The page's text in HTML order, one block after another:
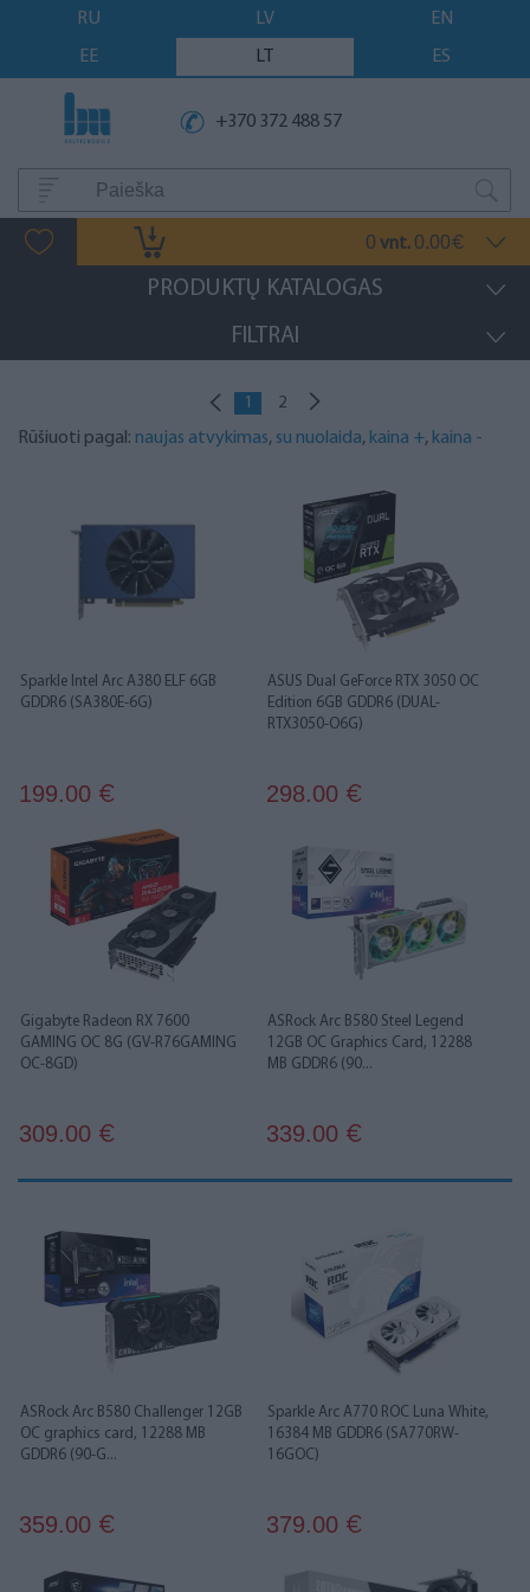
RU LV
EN
EE
LT ES
+370 372 488 57
0 vnt. 0.00€
PRODUKTŲ KATALOGAS
FILTRAI
1 2
Rūšiuoti pagal: naujas atvykimas, su nuolaida, kaina +, kaina -
Sparkle Intel Arc A380 ELF 6GB
GDDR6 (SA380E-6G)
199.00 €
ASUS Dual GeForce RTX 3050 OC
Edition 6GB GDDR6 (DUAL-
RTX3050-O6G)
298.00 €
Gigabyte Radeon RX 7600
GAMING OC 8G (GV-R76GAMING
OC-8GD)
309.00 €
ASRock Arc B580 Steel Legend
12GB OC Graphics Card, 12288
MB GDDR6 (90...
339.00 €
ASRock Arc B580 Challenger 12GB
OC graphics card, 12288 MB
GDDR6 (90-G...
359.00 €
Sparkle Arc A770 ROC Luna White,
16384 MB GDDR6 (SA770RW-
16GOC)
379.00 €